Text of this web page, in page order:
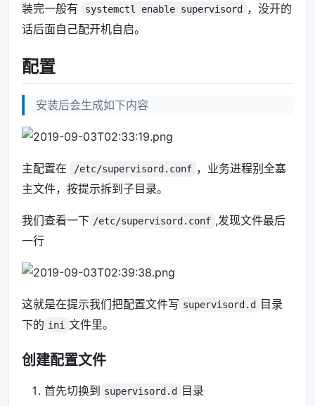
装完一般有 systemctl enable supervisord
，没开的
话后面自己配开机自启。
配置
安装后会生成如下内容
主配置在 /etc/supervisord.conf ，业务进程别全塞
主文件，按提示拆到子目录。
我们查看一下 /etc/supervisord.conf ,发现文件最后
一行
这就是在提示我们把配置文件写 supervisord.d
目录
下的 ini 文件里。
创建配置文件
首先切换到 supervisord.d 目录